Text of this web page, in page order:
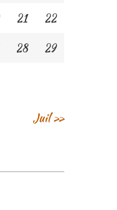
21
22
28
29
Juil »